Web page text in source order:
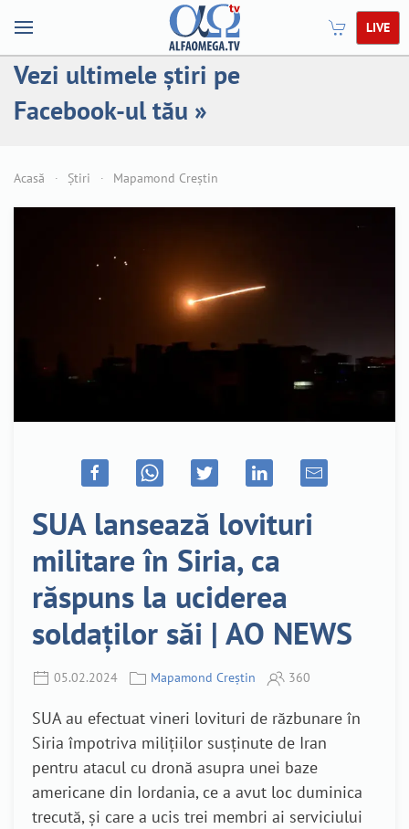
LIVE
Vezi ultimele știri pe
Facebook-ul tău »
Acasă Știri Mapamond Creștin
SUA lansează lovituri
militare în Siria, ca
răspuns la uciderea
soldaților săi | AO NEWS
05.02.2024 Mapamond Creștin 360
SUA au efectuat vineri lovituri de răzbunare în
Siria împotriva milițiilor susținute de Iran
pentru atacul cu dronă asupra unei baze
americane din Iordania, ce a avut loc duminica
trecută, și care a ucis trei membri ai serviciului